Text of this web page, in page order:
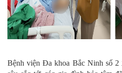
Bệnh viện Đa khoa Bắc Ninh số